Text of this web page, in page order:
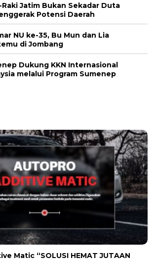
Raki Jatim Bukan Sekadar Duta
Potensi Daerah
NU ke-35, Bu Mun dan Lia
di Jombang
Dukung KKN Internasional
melalui Program Sumenep
Matic “SOLUSI HEMAT JUTAAN